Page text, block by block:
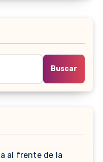
Buscar
al frente de la